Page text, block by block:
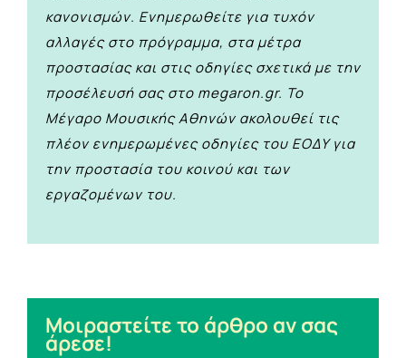
κανονισμών. Ενημερωθείτε για τυχόν
αλλαγές στο πρόγραμμα, στα μέτρα
προστασίας και στις οδηγίες σχετικά με την
προσέλευσή σας στο megaron.gr. Το
Μέγαρο Μουσικής Αθηνών ακολουθεί τις
πλέον ενημερωμένες οδηγίες του ΕΟΔΥ για
την προστασία του κοινού και των
εργαζομένων του.
Μοιραστείτε το άρθρο αν σας
άρεσε!